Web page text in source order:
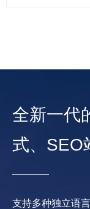
全新一代
式、SEO